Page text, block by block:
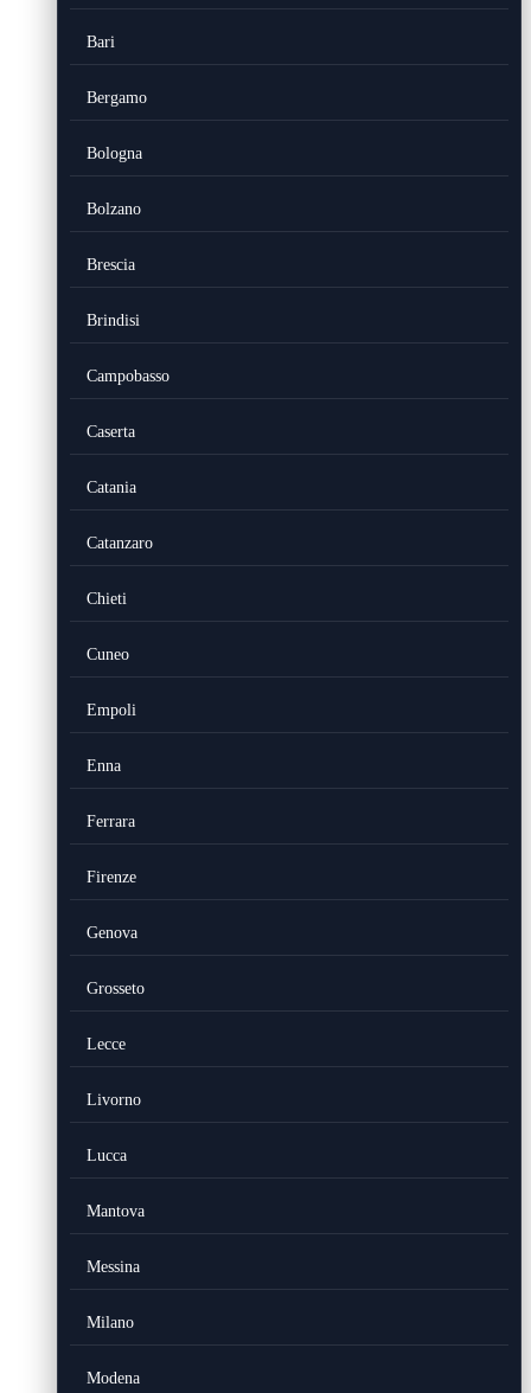
Bari
Bergamo
Bologna
Bolzano
Brescia
Brindisi
Campobasso
Caserta
Catania
Catanzaro
Chieti
Cuneo
Empoli
Enna
Ferrara
Firenze
Genova
Grosseto
Lecce
Livorno
Lucca
Mantova
Messina
Milano
Modena